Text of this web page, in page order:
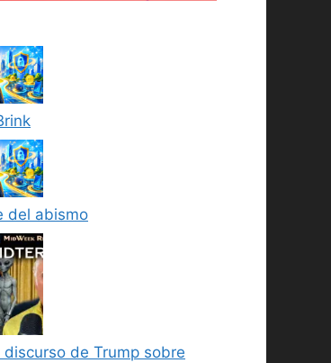
del abismo
discurso de Trump sobre